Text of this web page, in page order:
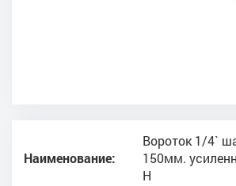
Наименование:
Вороток 1/4`
150мм.
H